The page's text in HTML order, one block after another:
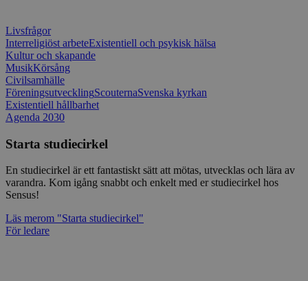
Livsfrågor
Interreligiöst arbeteExistentiell och psykisk hälsa
Kultur och skapande
MusikKörsång
Civilsamhälle
FöreningsutvecklingScouternaSvenska kyrkan
Existentiell hållbarhet
Agenda 2030
Starta studiecirkel
En studiecirkel är ett fantastiskt sätt att mötas, utvecklas och lära av
varandra. Kom igång snabbt och enkelt med er studiecirkel hos
Sensus!
Läs merom "Starta studiecirkel"
För ledare